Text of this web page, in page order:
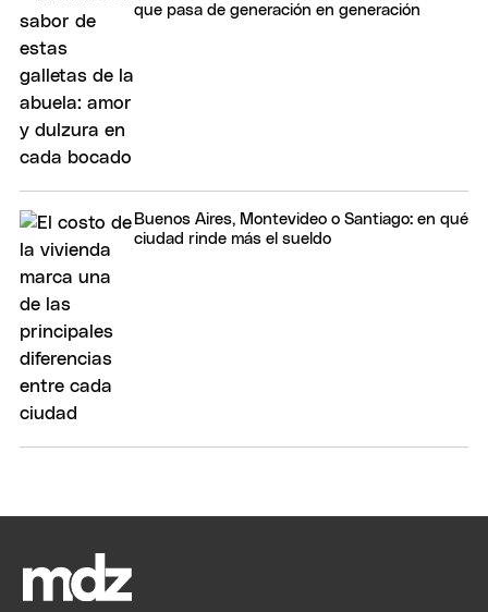
que pasa de generación en generación
Buenos Aires, Montevideo o Santiago: en qué
ciudad rinde más el sueldo